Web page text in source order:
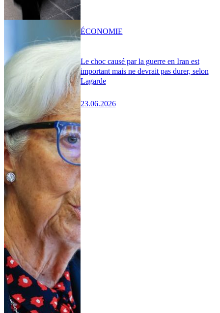
Le choc causé par la guerre en Iran est
important mais ne devrait pas durer, selon
Lagarde
23.06.2026
ÉCONOMIE